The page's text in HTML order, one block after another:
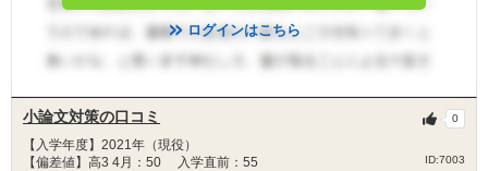
ログインはこちら
小論文対策の口コミ
【入学年度】2021年（現役）
【偏差値】高3 4月：50 入学直前：55
ID:7003
0